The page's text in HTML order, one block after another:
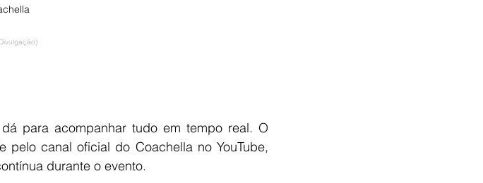
para acompanhar tudo em tempo real. O
pelo canal oficial do Coachella no YouTube,
durante o evento.